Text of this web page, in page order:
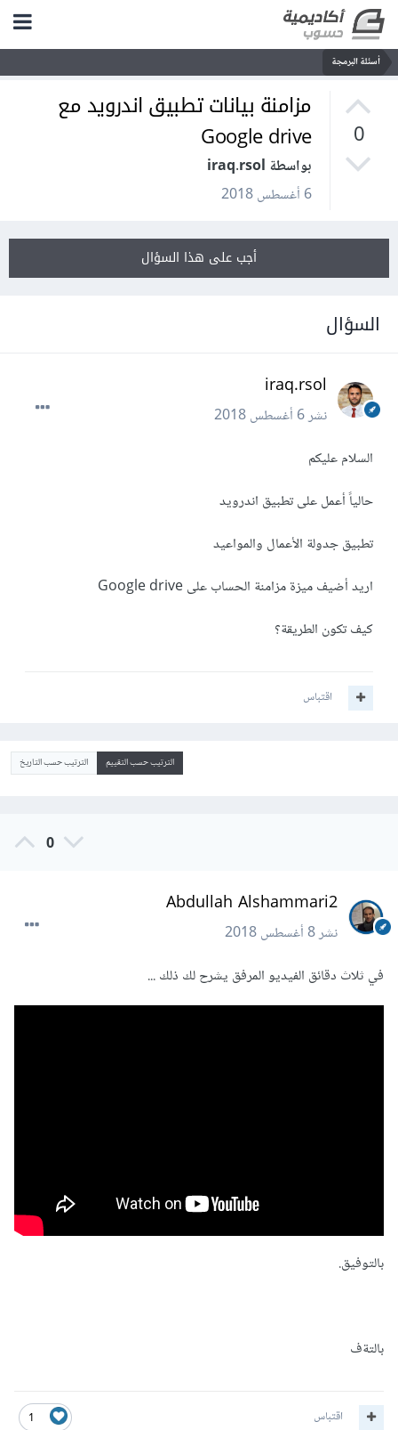
أسئلة البرمجة
0
مزامنة بيانات تطبيق اندرويد مع
Google drive
بواسطة iraq.rsol
6 أغسطس 2018
أجب على هذا السؤال
السؤال
iraq.rsol
نشر6 أغسطس 2018
السلام عليكم
حالياً أعمل على تطبيق اندرويد
تطبيق جدولة الأعمال والمواعيد
اريد أضيف ميزة مزامنة الحساب على Google drive
كيف تكون الطريقة؟
اقتباس
الترتيب حسب التقييم الترتيب حسب التاريخ
0
Abdullah Alshammari2
نشر8 أغسطس 2018
في ثلاث دقائق الفيديو المرفق يشرح لك ذلك ...
بالتوفيق.
بالتةف
1 اقتباس